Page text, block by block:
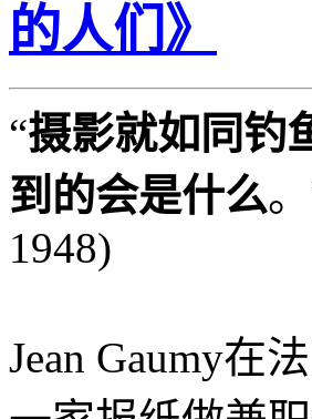
的人们》
“摄影就如同钓
到的会是什么
1948)
Jean Gaumy在